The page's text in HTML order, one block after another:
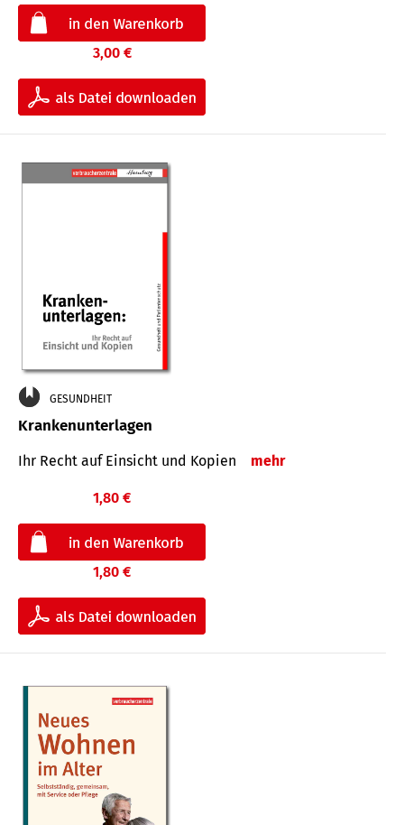
3,00 €
GESUNDHEIT
Krankenunterlagen
Ihr Recht auf Einsicht und Kopien mehr
1,80 €
1,80 €